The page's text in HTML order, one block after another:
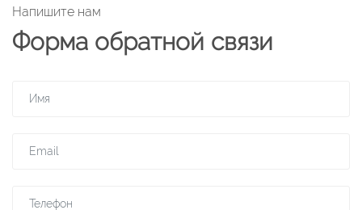
Напишите нам
Форма обратной связи